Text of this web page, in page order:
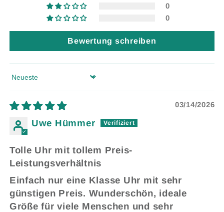
0
0
Bewertung schreiben
Sort by
03/14/2026
Uwe Hümmer
Tolle Uhr mit tollem Preis-
Leistungsverhältnis
Einfach nur eine Klasse Uhr mit sehr
günstigen Preis. Wunderschön, ideale
Größe für viele Menschen und sehr